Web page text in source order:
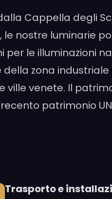
Cappella degli
nostre luminarie
le illuminazioni
zona
ville venete. Il
patrimonio
Trasporto e